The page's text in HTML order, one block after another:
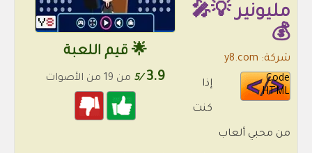
🌟 قيم اللعبة
3.9
/5 من 19 من الأصوات
مليونير 💡🎤
💰
شركة: y8.com
Code
HTML
إذا
كنت
من محبي ألعاب